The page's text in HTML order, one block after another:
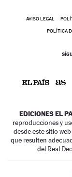
AVISO LEGAL
POLÍTICA
EDICIONES EL
reproducciones y
desde este sitio
que resulten
del Real